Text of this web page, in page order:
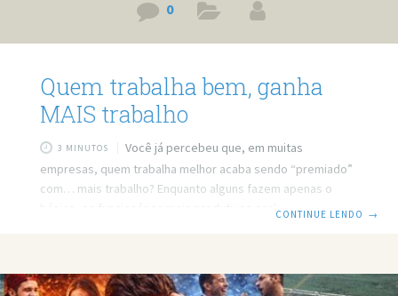
0
Quem trabalha bem, ganha
MAIS trabalho
3 MINUTOS
Você já percebeu que, em muitas
empresas, quem trabalha melhor acaba sendo “premiado”
com… mais trabalho? Enquanto alguns fazem apenas o
básico, os funcionários mais produtivos acabam
problema não é trabalhar bem — o problema é quando o
CONTINUE LENDO →